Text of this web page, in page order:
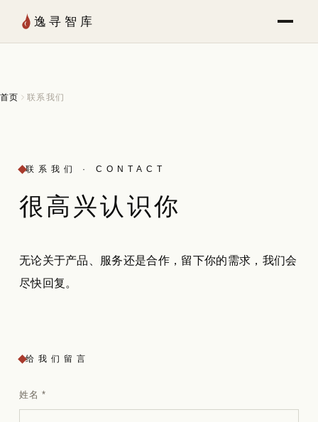
Skip to Content
逸寻智库
首页 联系我们
联系我们 · CONTACT
很高兴认识你
无论关于产品、服务还是合作，留下你的需求，我们会
尽快回复。
给我们留言
姓名 *